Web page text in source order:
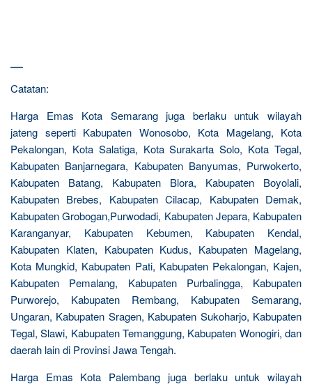
—
Catatan:
Harga Emas Kota Semarang juga berlaku untuk wilayah
jateng seperti Kabupaten Wonosobo, Kota Magelang, Kota
Pekalongan, Kota Salatiga, Kota Surakarta Solo, Kota Tegal,
Kabupaten Banjarnegara, Kabupaten Banyumas, Purwokerto,
Kabupaten Batang, Kabupaten Blora, Kabupaten Boyolali,
Kabupaten Brebes, Kabupaten Cilacap, Kabupaten Demak,
Kabupaten Grobogan,Purwodadi, Kabupaten Jepara, Kabupaten
Karanganyar, Kabupaten Kebumen, Kabupaten Kendal,
Kabupaten Klaten, Kabupaten Kudus, Kabupaten Magelang,
Kota Mungkid, Kabupaten Pati, Kabupaten Pekalongan, Kajen,
Kabupaten Pemalang, Kabupaten Purbalingga, Kabupaten
Purworejo, Kabupaten Rembang, Kabupaten Semarang,
Ungaran, Kabupaten Sragen, Kabupaten Sukoharjo, Kabupaten
Tegal, Slawi, Kabupaten Temanggung, Kabupaten Wonogiri, dan
daerah lain di Provinsi Jawa Tengah.
Harga Emas Kota Palembang juga berlaku untuk wilayah